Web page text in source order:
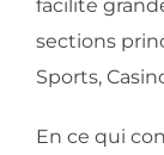
facilite
sections
Sports,
En ce qui